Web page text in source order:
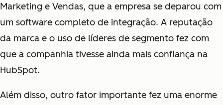
Marketing e Vendas, que a empresa se deparou com
um software completo de integração. A reputação
da marca e o uso de líderes de segmento fez com
que a companhia tivesse ainda mais confiança na
HubSpot.
Além disso, outro fator importante fez uma enorme